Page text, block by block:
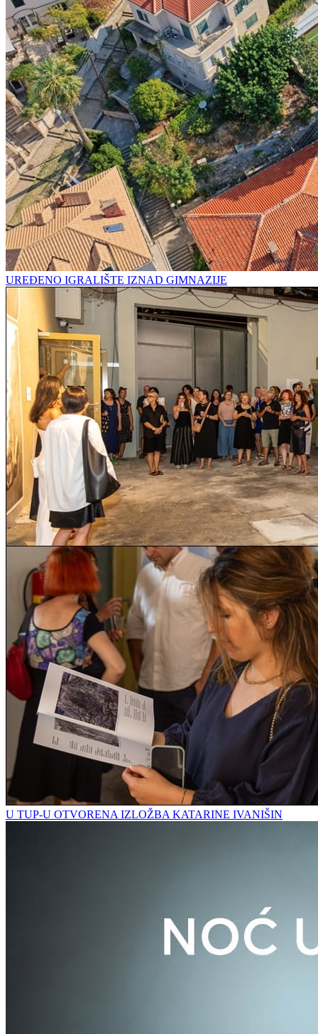
UREĐENO IGRALIŠTE IZNAD GIMNAZIJE
U TUP-U OTVORENA IZLOŽBA KATARINE IVANIŠIN